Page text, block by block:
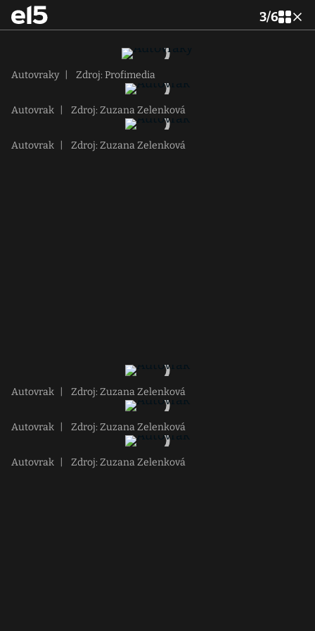
3/6
Autovraky Zdroj: Profimedia
Autovrak Zdroj: Zuzana Zelenková
Autovrak Zdroj: Zuzana Zelenková
Autovrak Zdroj: Zuzana Zelenková
Autovrak Zdroj: Zuzana Zelenková
Autovrak Zdroj: Zuzana Zelenková